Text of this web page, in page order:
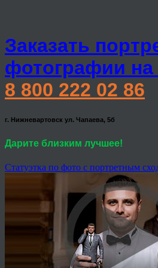
Заказать
фотографии на
8 800 222 02 86
г. Нижневартовск ул. Чапаева, 5б
Дарите близким лучшее!
Статуэтка по фото с портретным